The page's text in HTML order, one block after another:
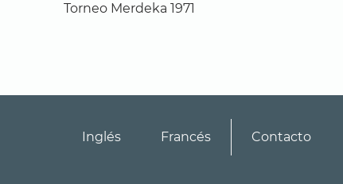
Torneo Merdeka 1971
Francés
Inglés Contacto